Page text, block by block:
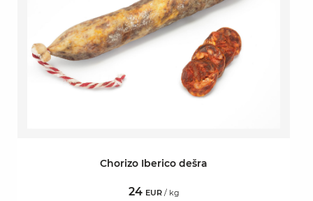
Chorizo Iberico dešra
24 EUR / kg